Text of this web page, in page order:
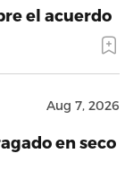
el acuerdo
Aug 7, 2026
en seco